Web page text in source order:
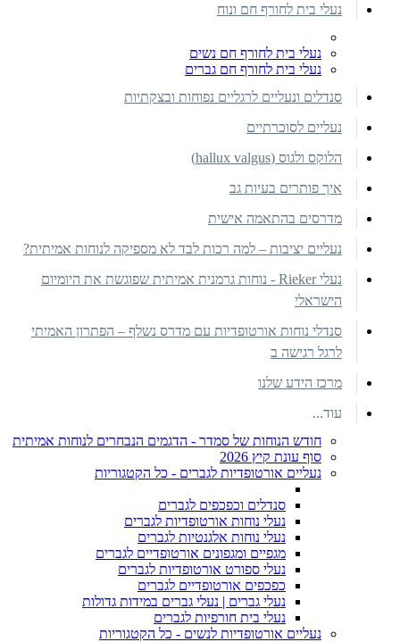
נעלי בית לחורף חם ונוח
נעלי בית לחורף חם נשים
נעלי בית לחורף חם גברים
סנדלים ונעליים לרגליים נפוחות ובצקתיות
נעליים לסוכרתיים
הלוקס ולגוס (hallux valgus)
איך פותרים בעיות גב
מדרסים בהתאמה אישית
נעליים יציבות – למה רכות לבד לא מספיקה לנוחות אמיתית?
נעלי Rieker - נוחות גרמנית אמיתית שפוגשת את היומיום
הישראלי
סנדלי נוחות אורטופדיות עם מדרס נשלף – הפתרון האמיתי
לרגל רגישה ב
מרכז הידע שלנו
עוד...
חודש הנוחות של סמדר - הדגמים הנבחרים לנוחות אמיתית
סוף עונת קיץ 2026
נעליים אורטופדיות לגברים - כל הקטגוריות
סנדלים וכפכפים לגברים
נעלי נוחות אורטופדיות לגברים
נעלי נוחות אלגנטיות לגברים
מגפיים ומגפונים אורטופדיים לגברים
נעלי ספורט אורטופדיות לגברים
כפכפים אורטופדיים לגברים
נעלי גברים | נעלי גברים במידות גדולות
נעלי בית חורפיות לגברים
נעליים אורטופדיות לנשים - כל הקטגוריות